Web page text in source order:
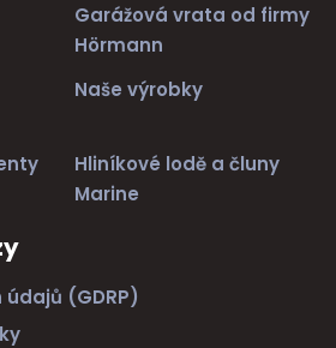
Garážová vrata od firmy
Hörmann
Naše výrobky
Hliníkové lodě a čluny
Marine
(GDRP)